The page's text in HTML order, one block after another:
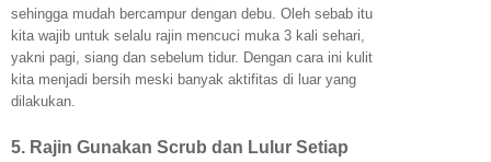
sehingga mudah bercampur dengan debu. Oleh sebab itu
kita wajib untuk selalu rajin mencuci muka 3 kali sehari,
yakni pagi, siang dan sebelum tidur. Dengan cara ini kulit
kita menjadi bersih meski banyak aktifitas di luar yang
dilakukan.
5. Rajin Gunakan Scrub dan Lulur Setiap